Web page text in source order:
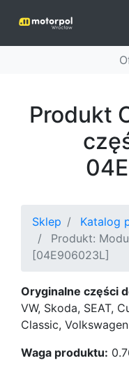
Produkt
Sklep
Katalog
Produkt:
[04E906023L]
Oryginalne części
VW, Skoda, SEAT,
Classic,
Waga produktu: